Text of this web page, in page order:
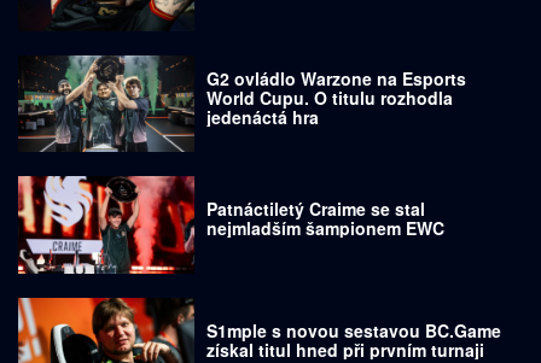
G2 ovládlo Warzone na Esports
World Cupu. O titulu rozhodla
jedenáctá hra
Patnáctiletý Craime se stal
nejmladším šampionem EWC
S1mple s novou sestavou BC.Game
získal titul hned při prvním turnaji